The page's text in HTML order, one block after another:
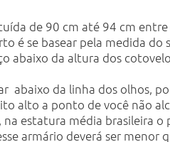
de 90 cm até 94 cm
é se basear pela medida
abaixo da altura dos
abaixo da linha dos olhos,
alto a ponto de você não
estatura média brasileira
armário deverá ser